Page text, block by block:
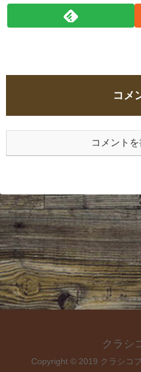
コメ
コメント
クラシ
Copyright © 2019 クラシコ